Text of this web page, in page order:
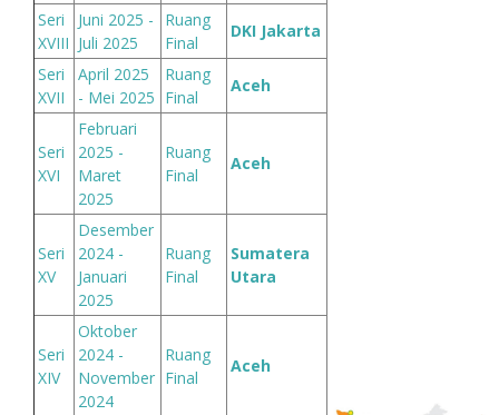
Seri
XVIII
Juni 2025 -
Juli 2025
Ruang
Final
DKI Jakarta
Seri
XVII
April 2025
- Mei 2025
Ruang
Final
Aceh
Seri
XVI
Februari
2025 -
Maret
2025
Ruang
Final
Aceh
Seri
XV
Desember
2024 -
Januari
2025
Ruang
Final
Sumatera
Utara
Seri
XIV
Oktober
2024 -
November
2024
Ruang
Final
Aceh